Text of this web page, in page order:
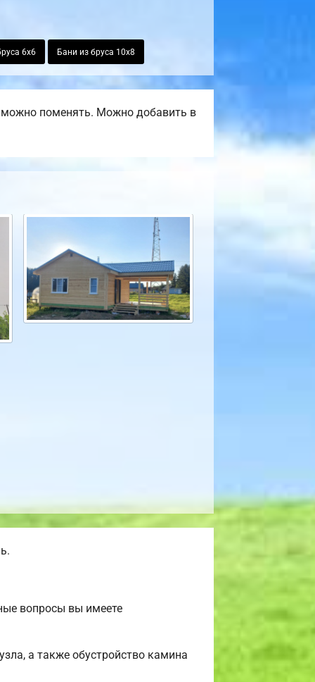
6х6 Бани из бруса 10х8
можно поменять. Можно добавить в
вопросы вы имеете
а также обустройство камина